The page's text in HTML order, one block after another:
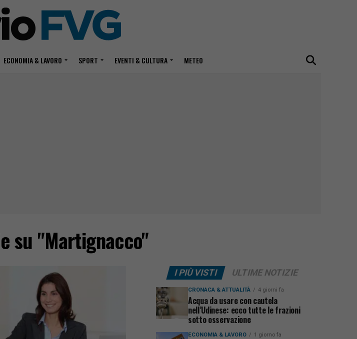
ECONOMIA & LAVORO SPORT EVENTI & CULTURA METEO
su "Martignacco"
I PIÙ VISTI ULTIME NOTIZIE
CRONACA & ATTUALITÀ 4 giorni fa
Acqua da usare con cautela
nell’Udinese: ecco tutte le frazioni
sotto osservazione
ECONOMIA & LAVORO 1 giorno fa